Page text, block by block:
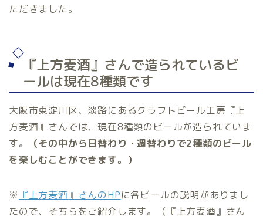
ただきました。
『上方麦酒』さんで造られているビ
ールは現在8種類です
大阪市東淀川区、淡路にあるクラフトビール工房『上
方麦酒』さんでは、現在8種類のビールが造られていま
す。
（その中から日替わり・週替わりで2種類のビール
を楽しむことができます。）
※ 『上方麦酒』さんのHPに各ビールの説明がありまし
たので、そちらをご紹介します。（『上方麦酒』さん